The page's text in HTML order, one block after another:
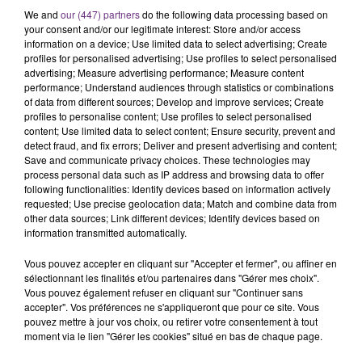
LA CENTRALE NUCLÉAIRE DE CHOOZ
TOUJOURS À L'ARRÊT
Cela fait déjà une semaine que la centrale
nucléaire ardennaise est à l'arrêt. Une situation
justifiée par la sécheresse intense qui est toujours
présente.
LE MAGASIN JOUÉCLUB DE REIMS FERME
We and our (447) partnersdo the following data processing based on
your consent and/or our legitimate interest: Store and/or access
information on a device; Use limited data to select advertising; Create
profiles for personalised advertising; Use profiles to select personalised
advertising; Measure advertising performance; Measure content
performance; Understand audiences through statistics or combinations
of data from different sources; Develop and improve services; Create
profiles to personalise content; Use profiles to select personalised
content; Use limited data to select content; Ensure security, prevent and
detect fraud, and fix errors; Deliver and present advertising and content;
Save and communicate privacy choices. These technologies may
process personal data such as IP address and browsing data to offer
following functionalities: Identify devices based on information actively
requested; Use precise geolocation data; Match and combine data from
other data sources; Link different devices; Identify devices based on
information transmitted automatically.
Vous pouvez accepter en cliquant sur "Accepter et fermer", ou affiner en
sélectionnant les finalités et/ou partenaires dans "Gérer mes choix".
Vous pouvez également refuser en cliquant sur "Continuer sans
accepter". Vos préférences ne s'appliqueront que pour ce site. Vous
pouvez mettre à jour vos choix, ou retirer votre consentement à tout
moment via le lien "Gérer les cookies" situé en bas de chaque page.